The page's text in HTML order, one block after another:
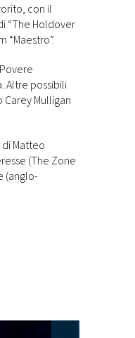
con il
“The Holdover
“Maestro”.
Altre possibili
Mulligan
Matteo
(The Zone
(anglo-